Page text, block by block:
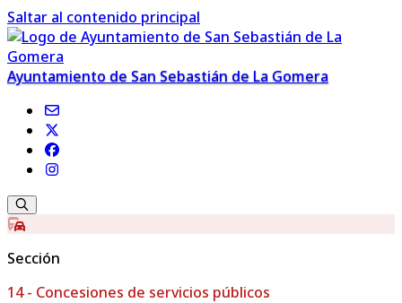
Saltar al contenido principal
Ayuntamiento de San Sebastián de La Gomera
Sección
14 - Concesiones de servicios públicos